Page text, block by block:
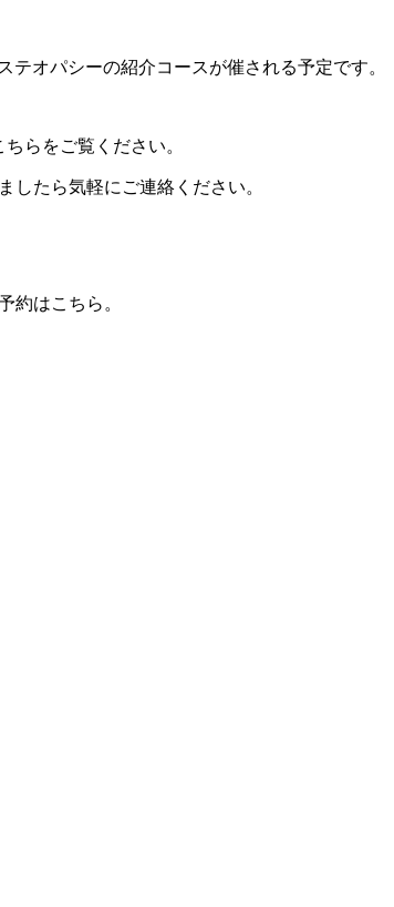
テオパシーの紹介コースが催される予定です。
らをご覧ください。
したら気軽にご連絡ください。
約はこちら。